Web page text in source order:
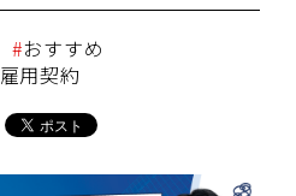
おすすめ
雇用契約